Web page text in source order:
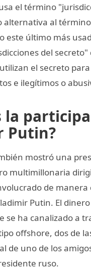
el término
alternativa al
este último más
del secreto"
el secreto
e ilegítimos o
la
Putin?
mostró una
multimillonaria
de manera
Putin. El dinero
se ha canalizado a
offshore, dos de
de uno de los
ruso.